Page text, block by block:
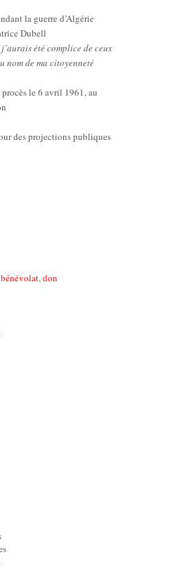
la guerre d’Algérie
Dubell
été complice de ceux
nom de ma citoyenneté
le 6 avril 1961, au
des projections publiques
don